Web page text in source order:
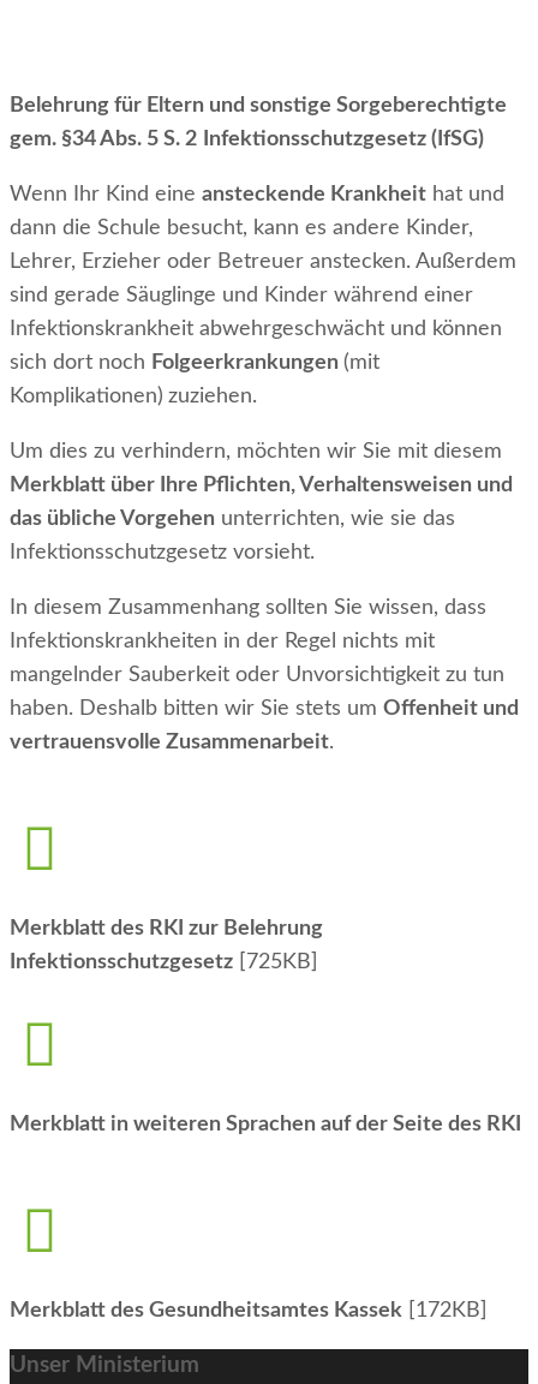
Belehrung für Eltern und sonstige Sorgeberechtigte
gem. §34 Abs. 5 S. 2
Infektionsschutzgesetz (IfSG)
Wenn Ihr Kind eine ansteckende Krankheit hat und
dann die Schule besucht, kann es andere Kinder,
Lehrer, Erzieher oder Betreuer anstecken. Außerdem
sind gerade Säuglinge und Kinder während einer
Infektionskrankheit abwehrgeschwächt und können
sich dort noch Folgeerkrankungen (mit
Komplikationen) zuziehen.
Um dies zu verhindern, möchten wir Sie mit diesem
Merkblatt über Ihre Pflichten, Verhaltensweisen und
das übliche Vorgehen unterrichten, wie sie das
Infektionsschutzgesetz vorsieht.
In diesem Zusammenhang sollten Sie wissen, dass
Infektionskrankheiten in der Regel nichts mit
mangelnder Sauberkeit oder Unvorsichtigkeit zu tun
haben. Deshalb bitten wir Sie stets um Offenheit und
vertrauensvolle Zusammenarbeit.
Merkblatt des RKI zur Belehrung
Infektionsschutzgesetz [725KB]
Merkblatt in weiteren Sprachen auf der Seite des RKI
Merkblatt des Gesundheitsamtes Kassek [172KB]
Unser Ministerium